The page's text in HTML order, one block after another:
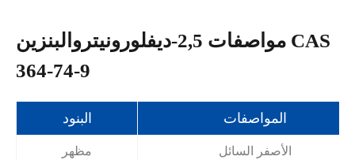
مواصفات 2,5-ديفلورونيتروالبنزين CAS
364-74-9
البنود المواصفات
مظهر الأصفر السائل